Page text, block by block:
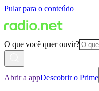
Pular para o conteúdo
O que você quer ouvir?
Abrir a appDescobrir o Prime